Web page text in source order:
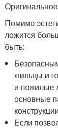
Помимо
ложится
быть:
жильцы и
и пожилые
основные
Если